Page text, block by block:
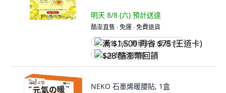
明天 8/8 (六) 預計送達
酷澎直售 ∙ 免運 ∙ 免費退貨
满 $1,500 再省 $75 (王道卡)
$28 酷澎幣回饋
NEKO 石墨烯暖腰貼, 1盒